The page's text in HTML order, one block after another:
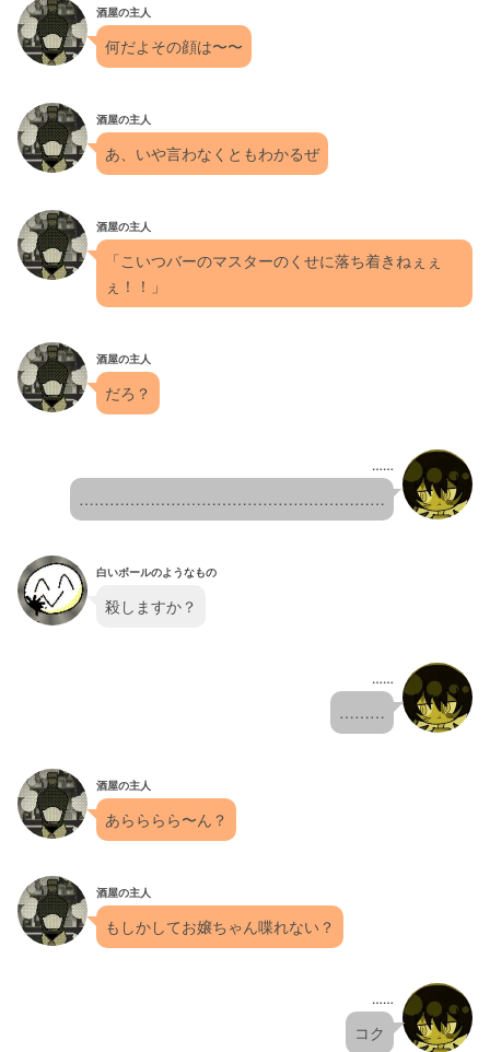
酒屋の主人
何だよその顔は〜〜
酒屋の主人
あ、いや言わなくともわかるぜ
酒屋の主人
「こいつバーのマスターのくせに落ち着きねぇぇ
ぇ！！」
酒屋の主人
だろ？
……
……………………………………………………
白いボールのようなもの
殺しますか？
……
………
酒屋の主人
あらららら〜ん？
酒屋の主人
もしかしてお嬢ちゃん喋れない？
……
コク